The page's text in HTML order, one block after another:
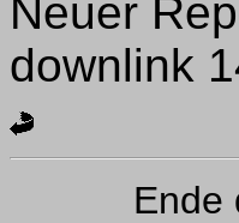
Neuer
downlink
Ende